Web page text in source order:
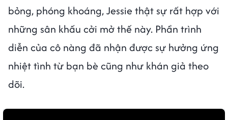
bỏng, phóng khoáng, Jessie thật sự rất hợp với
những sân khấu cởi mở thế này. Phần trình
diễn của cô nàng đã nhận được sự hưởng ứng
nhiệt tình từ bạn bè cũng như khán giả theo
dõi.